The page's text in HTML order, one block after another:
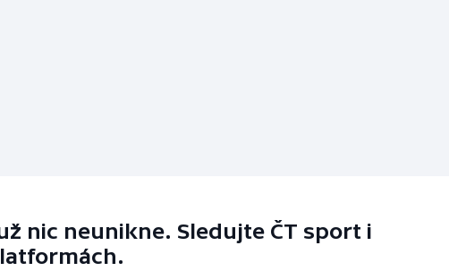
nic neunikne. Sledujte ČT sport i